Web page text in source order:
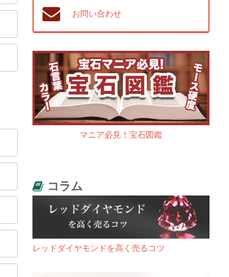
お問い合わせ
マニア必見！宝石図鑑
コラム
レッドダイヤモンドを高く売るコツ